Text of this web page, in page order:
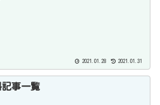
2021.01.28 2021.01.31
記事一覧